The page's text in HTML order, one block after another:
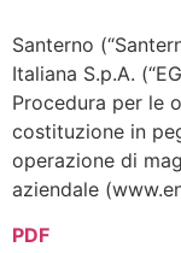
Santerno
Italiana S.p.A.
Procedura per le
costituzione in
operazione di
aziendale
PDF